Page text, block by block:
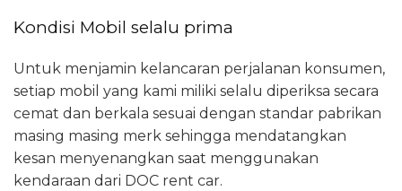
Kondisi Mobil selalu prima
Untuk menjamin kelancaran perjalanan konsumen,
setiap mobil yang kami miliki selalu diperiksa secara
cemat dan berkala sesuai dengan standar pabrikan
masing masing merk sehingga mendatangkan
kesan menyenangkan saat menggunakan
kendaraan dari DOC rent car.